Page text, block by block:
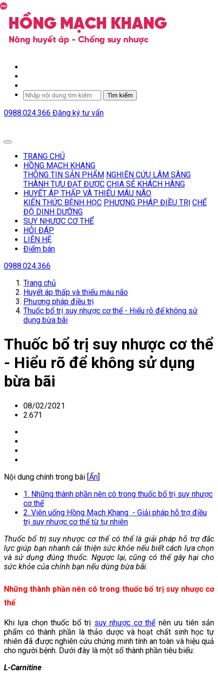
Tìm kiếm
0988.024.366 Đăng ký tư vấn
TRANG CHỦ
HỒNG MẠCH KHANG
THÔNG TIN SẢN PHẨM NGHIÊN CỨU LÂM SÀNG
THÀNH TỰU ĐẠT ĐƯỢC CHIA SẺ KHÁCH HÀNG
HUYẾT ÁP THẤP VÀ THIẾU MÁU NÃO
KIẾN THỨC BỆNH HỌC PHƯƠNG PHÁP ĐIỀU TRỊ CHẾ
ĐỘ DINH DƯỠNG
SUY NHƯƠC CƠ THỂ
HỎI ĐÁP
LIÊN HỆ
Điểm bán
0988.024.366
Trang chủ
Huyết áp thấp và thiếu máu não
Phương pháp điều trị
Thuốc bổ trị suy nhược cơ thể - Hiểu rõ để không sử
dụng bừa bãi
Thuốc bổ trị suy nhược cơ thể
- Hiểu rõ để không sử dụng
bừa bãi
08/02/2021
2.671
Nội dung chính trong bài [Ẩn]
1. Những thành phần nên có trong thuốc bổ trị suy nhược
cơ thể
2. Viên uống Hồng Mạch Khang - Giải pháp hỗ trợ điều
trị suy nhược cơ thể từ tự nhiên
Thuốc bổ trị suy nhược cơ thể có thể là giải pháp hỗ trợ đắc
lực giúp bạn nhanh cải thiện sức khỏe nếu biết cách lựa chọn
và sử dụng đúng thuốc. Ngược lại, cũng có thể gây hại cho
sức khỏe của chính bạn nếu dùng bừa bãi.
Những thành phần nên có trong thuốc bổ trị suy nhược cơ
thể
Khi lựa chọn thuốc bổ trị suy nhược cơ thểnên ưu tiên sản
phẩm có thành phần là thảo dược và hoạt chất sinh học tự
nhiên đã được nghiên cứu chứng minh tính an toàn và hiệu quả
cho người bệnh. Dưới đây là một số thành phần tiêu biểu:
L-Carnitine